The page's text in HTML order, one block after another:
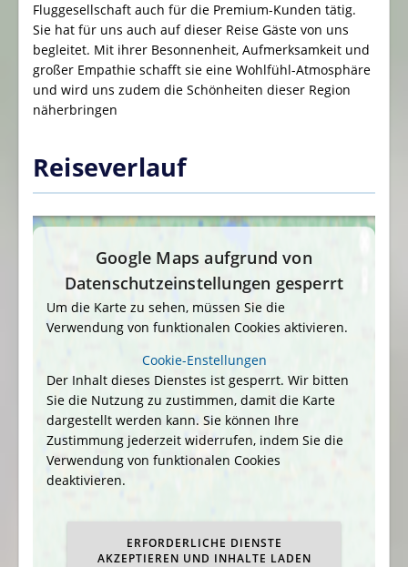
Fluggesellschaft auch für die Premium-Kunden tätig.
Sie hat für uns auch auf dieser Reise Gäste von uns
begleitet. Mit ihrer Besonnenheit, Aufmerksamkeit und
großer Empathie schafft sie eine Wohlfühl-Atmosphäre
und wird uns zudem die Schönheiten dieser Region
näherbringen
Reiseverlauf
Google Maps aufgrund von
Datenschutzeinstellungen gesperrt
Um die Karte zu sehen, müssen Sie die
Verwendung von funktionalen Cookies aktivieren.
Cookie-Enstellungen
Der Inhalt dieses Dienstes ist gesperrt. Wir bitten
Sie die Nutzung zu zustimmen, damit die Karte
dargestellt werden kann. Sie können Ihre
Zustimmung jederzeit widerrufen, indem Sie die
Verwendung von funktionalen Cookies
deaktivieren.
ERFORDERLICHE DIENSTE
AKZEPTIEREN UND INHALTE LADEN